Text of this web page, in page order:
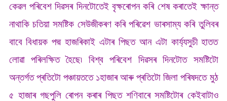
কেৱল পৰিবেশ দিৱসৰ দিনটোতেই বৃক্ষৰোপন কৰি শেষ কৰাতেই ক্ষান্ত
নাথাকি চতিয়া সমষ্টিক সেউজীকৰণ কৰি পৰিৱেশ ভাৰসাম্য কৰি তুলিবৰ
বাবে বিধায়ক পদ্ম হাজৰিকাই এটাৰ পিছত আন এটা কাৰ্য্যসুচী হাতত
লোৱা পৰিলক্ষিত হৈছে৷ বিশ্ব পৰিবেশ দিৱসৰ দিনটোত সমষ্টিটো
অন্তৰ্গত প্ৰতিটো পঞ্চায়ততে ১হাজাৰ আৰু প্ৰতিটো জিলা পৰিষদতে মুঠ
৫ হাজাৰ গছপুলি ৰোপন কৰাৰ পিছত শণিবাৰে সমষ্টিটোৰ কেইবাটাও